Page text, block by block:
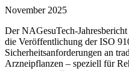
November 2025
Der NAGesuTech-
die Veröffentlichung der ISO
Sicherheitsanforderungen an
Arzneipflanzen – speziell für